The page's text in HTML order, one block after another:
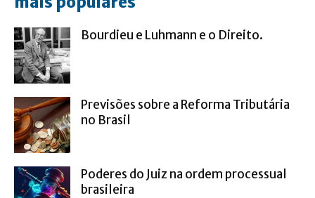
Bourdieu e Luhmann e o Direito.
Previsões sobre a Reforma Tributária
no Brasil
Poderes do Juiz na ordem processual
brasileira